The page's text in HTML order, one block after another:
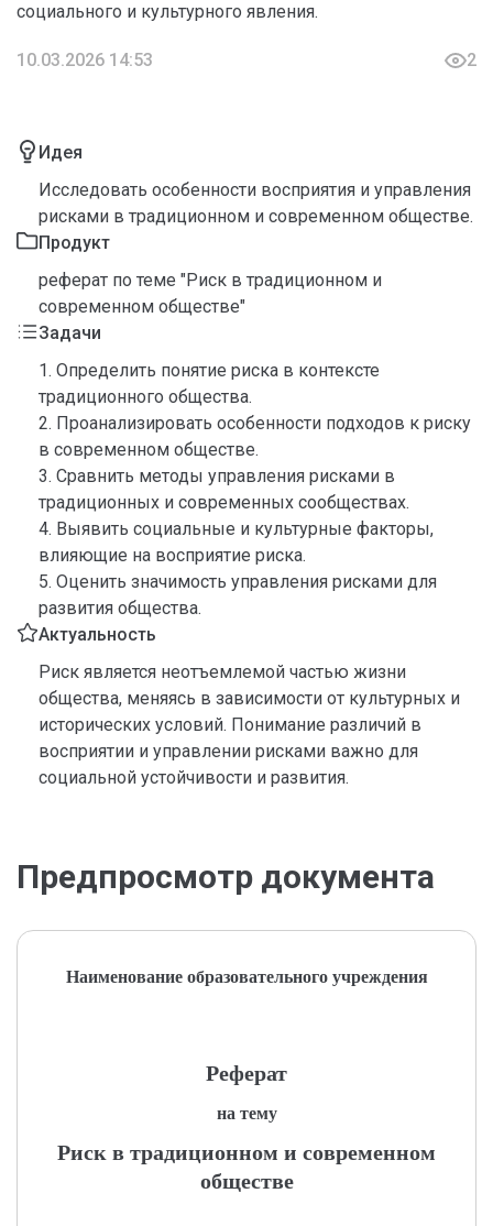
социального и культурного явления.
10.03.2026 14:53 2
Идея
Исследовать особенности восприятия и управления
рисками в традиционном и современном обществе.
Продукт
реферат по теме "Риск в традиционном и
современном обществе"
Задачи
1. Определить понятие риска в контексте
традиционного общества.
2. Проанализировать особенности подходов к риску
в современном обществе.
3. Сравнить методы управления рисками в
традиционных и современных сообществах.
4. Выявить социальные и культурные факторы,
влияющие на восприятие риска.
5. Оценить значимость управления рисками для
развития общества.
Актуальность
Риск является неотъемлемой частью жизни
общества, меняясь в зависимости от культурных и
исторических условий. Понимание различий в
восприятии и управлении рисками важно для
социальной устойчивости и развития.
Предпросмотр документа
Наименование образовательного учреждения
Реферат
на тему
Риск в традиционном и современном
обществе